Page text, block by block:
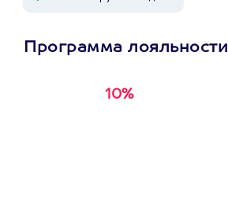
Программа лояльности
10%